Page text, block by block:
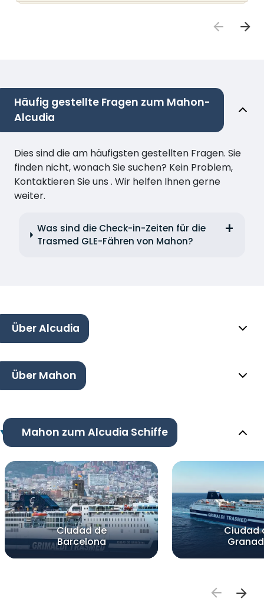
Häufig gestellte Fragen zum Mahon-
Alcudia
Dies sind die am häufigsten gestellten Fragen. Sie
finden nicht, wonach Sie suchen? Kein Problem,
Kontaktieren Sie uns . Wir helfen Ihnen gerne
weiter.
Was sind die Check-in-Zeiten für die
Trasmed GLE-Fähren von Mahon?
Über Alcudia
Über Mahon
Mahon zum Alcudia Schiffe
Ciudad de
Barcelona
Ciudad